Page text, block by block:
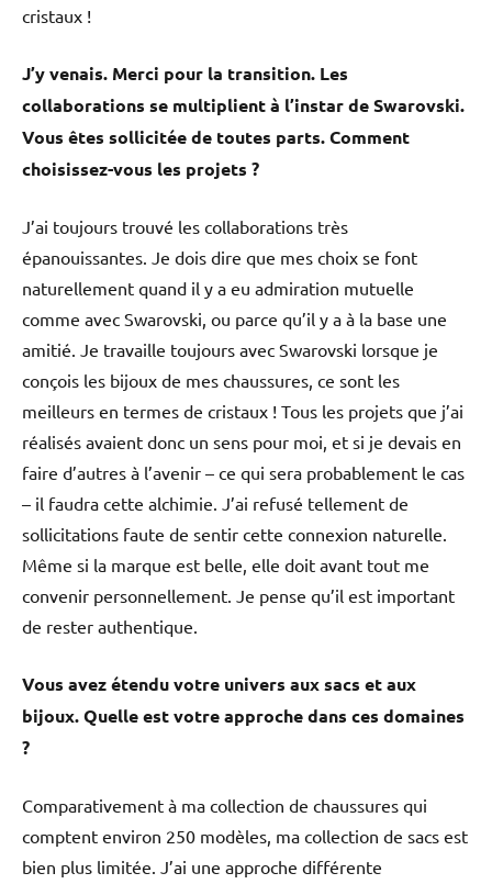
cristaux !
J’y venais. Merci pour la transition. Les
collaborations se multiplient à l’instar de Swarovski.
Vous êtes sollicitée de toutes parts. Comment
choisissez-vous les projets ?
J’ai toujours trouvé les collaborations très
épanouissantes. Je dois dire que mes choix se font
naturellement quand il y a eu admiration mutuelle
comme avec Swarovski, ou parce qu’il y a à la base une
amitié. Je travaille toujours avec Swarovski lorsque je
conçois les bijoux de mes chaussures, ce sont les
meilleurs en termes de cristaux ! Tous les projets que j’ai
réalisés avaient donc un sens pour moi, et si je devais en
faire d’autres à l’avenir – ce qui sera probablement le cas
– il faudra cette alchimie. J’ai refusé tellement de
sollicitations faute de sentir cette connexion naturelle.
Même si la marque est belle, elle doit avant tout me
convenir personnellement. Je pense qu’il est important
de rester authentique.
Vous avez étendu votre univers aux sacs et aux
bijoux. Quelle est votre approche dans ces domaines
?
Comparativement à ma collection de chaussures qui
comptent environ 250 modèles, ma collection de sacs est
bien plus limitée. J’ai une approche différente